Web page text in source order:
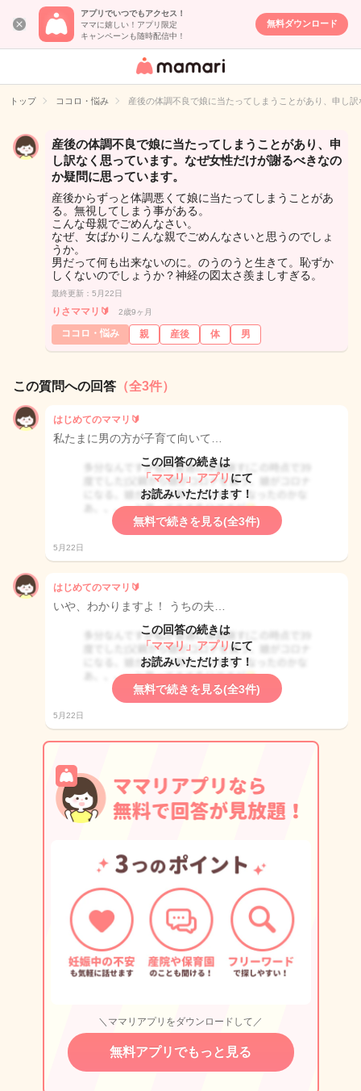
アプリでいつでもアクセス！
ママに嬉しい！アプリ限定
キャンペーンも随時配信中！
無料ダウンロード
女性専用匿名QA
イト
トップ ココロ・悩み 産後の体調不良で娘に当たってしまうことがあり、申し
産後の体調不良で娘に当たってしまうことがあり、申
し訳なく思っています。なぜ女性だけが謝るべきなの
か疑問に思っています。
産後からずっと体調悪くて娘に当たってしまうことがあ
る。無視してしまう事がある。
こんな母親でごめんなさい。
なぜ、女ばかりこんな親でごめんなさいと思うのでしょ
うか。
男だって何も出来ないのに。のうのうと生きて。恥ずか
しくないのでしょうか？神経の図太さ羨ましすぎる。
最終更新：5月22日
りさママリ🔰 2歳9ヶ月
ココロ・悩み 親 産後 体 男
この質問への回答 （全3件）
はじめてのママリ🔰
私たまに男の方が子育て向いて…
この回答の続きは
「ママリ」アプリ にて
お読みいただけます！
無料で続きを見る(全3件)
5月22日
はじめてのママリ🔰
いや、わかりますよ！ うちの夫…
この回答の続きは
「ママリ」アプリ にて
お読みいただけます！
無料で続きを見る(全3件)
5月22日
＼ママリアプリをダウンロードして／
無料アプリでもっと見る